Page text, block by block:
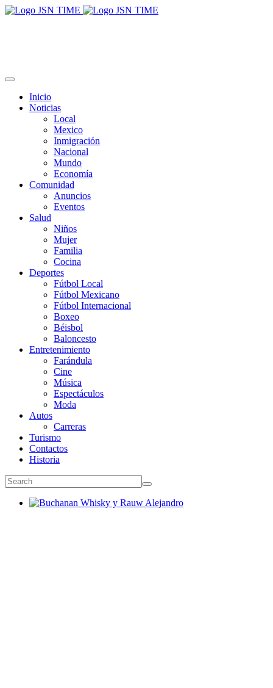
Inicio
Noticias
Local
Mexico
Inmigración
Nacional
Mundo
Economía
Comunidad
Anuncios
Eventos
Salud
Niños
Mujer
Familia
Cocina
Deportes
Fútbol Local
Fútbol Mexicano
Fútbol Internacional
Boxeo
Béisbol
Baloncesto
Entretenimiento
Farándula
Cine
Música
Espectáculos
Moda
Autos
Carreras
Turismo
Contactos
Historia